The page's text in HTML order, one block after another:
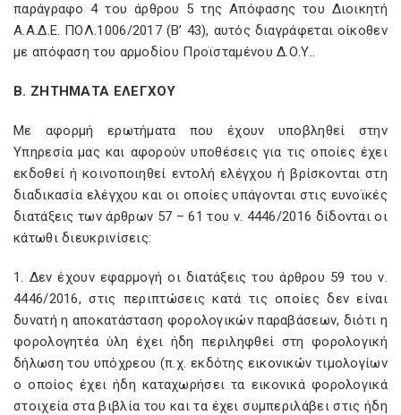
παράγραφο 4 του άρθρου 5 της Απόφασης του Διοικητή
Α.Α.Δ.Ε. ΠΟΛ.1006/2017 (Β’ 43), αυτός διαγράφεται οίκοθεν
με απόφαση του αρμοδίου Προϊσταμένου Δ.Ο.Υ..
B. ΖΗΤΗΜΑΤΑ ΕΛΕΓΧΟΥ
Με αφορμή ερωτήματα που έχουν υποβληθεί στην
Υπηρεσία μας και αφορούν υποθέσεις για τις οποίες έχει
εκδοθεί ή κοινοποιηθεί εντολή ελέγχου ή βρίσκονται στη
διαδικασία ελέγχου και οι οποίες υπάγονται στις ευνοϊκές
διατάξεις των άρθρων 57 – 61 του ν. 4446/2016 δίδονται οι
κάτωθι διευκρινίσεις:
1. Δεν έχουν εφαρμογή οι διατάξεις του άρθρου 59 του ν.
4446/2016, στις περιπτώσεις κατά τις οποίες δεν είναι
δυνατή η αποκατάσταση φορολογικών παραβάσεων, διότι η
φορολογητέα ύλη έχει ήδη περιληφθεί στη φορολογική
δήλωση του υπόχρεου (π.χ. εκδότης εικονικών τιμολογίων
ο οποίος έχει ήδη καταχωρήσει τα εικονικά φορολογικά
στοιχεία στα βιβλία του και τα έχει συμπεριλάβει στις ήδη